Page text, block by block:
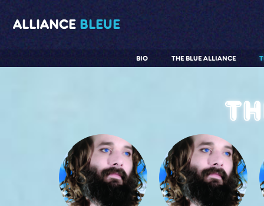
ALLIANCE BLEUE
THE BLUE ALLIANCE
BIO